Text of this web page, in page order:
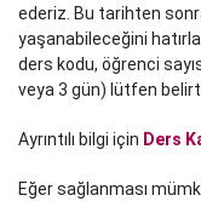
ederiz. Bu tarihten
yaşanabileceğini
ders kodu, öğrenci
veya 3 gün) lütfen
Ayrıntılı bilgi için Ders
Eğer sağlanması